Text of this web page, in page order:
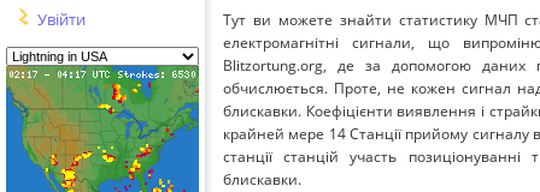
Увійти
Тут ви можете знайти статистику МЧП
електромагнітні сигнали, що
Blitzortung.org, де за допомогою даних
обчислюється. Проте, не кожен сигнал
блискавки. Коефіцієнти виявлення і
крайней мере 14 Станції прийому сигналу
станції станцій участь
блискавки.